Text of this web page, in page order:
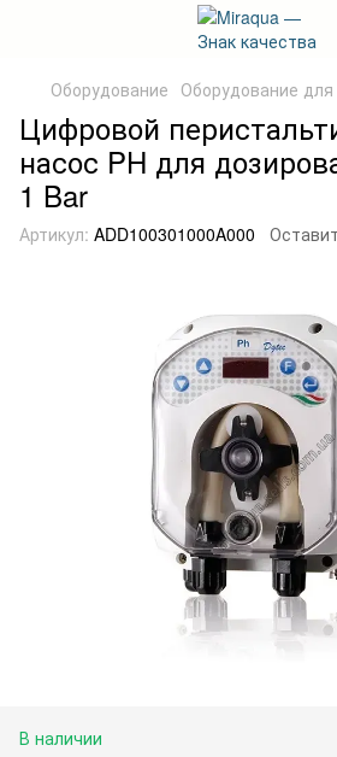
Оборудование Оборудование
Цифровой
насос PH для
1 Bar
Артикул: ADD100301000A000
В наличии